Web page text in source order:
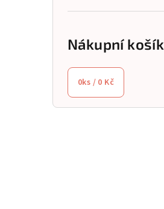
Nákupní košík
0ks / 0 Kč